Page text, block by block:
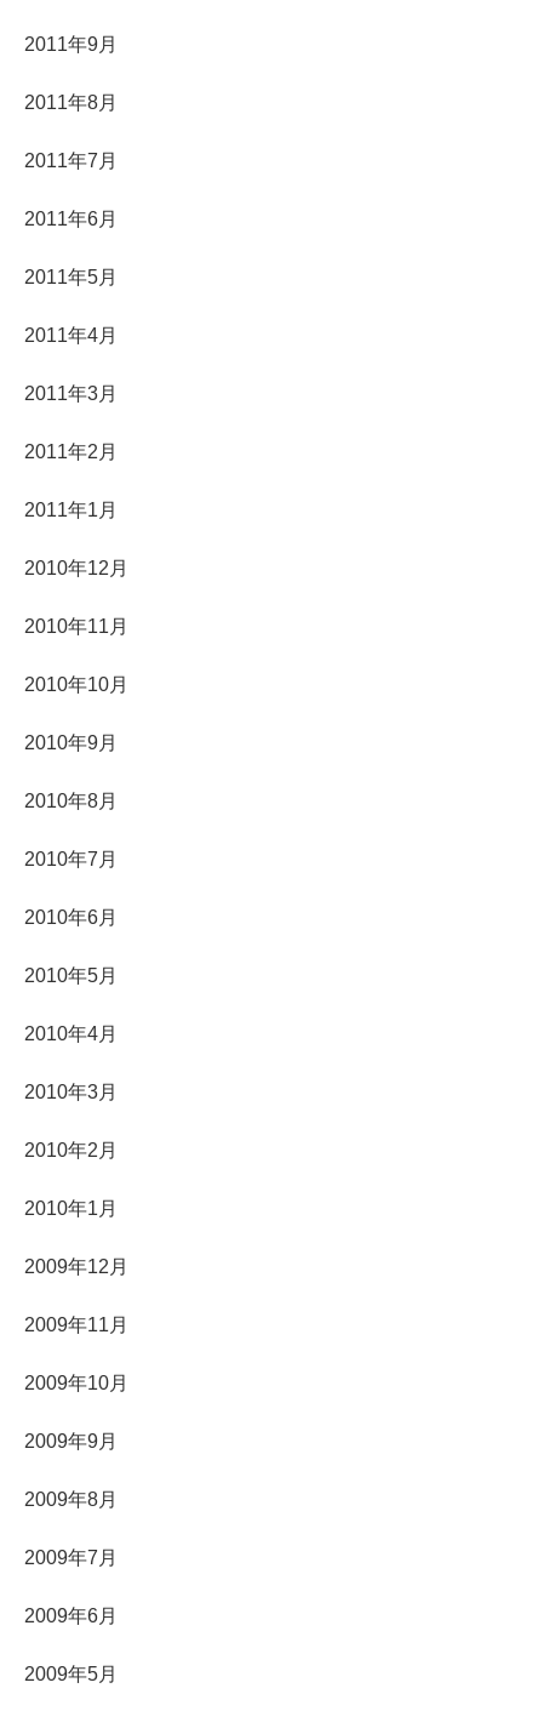
2011年9月
2011年8月
2011年7月
2011年6月
2011年5月
2011年4月
2011年3月
2011年2月
2011年1月
2010年12月
2010年11月
2010年10月
2010年9月
2010年8月
2010年7月
2010年6月
2010年5月
2010年4月
2010年3月
2010年2月
2010年1月
2009年12月
2009年11月
2009年10月
2009年9月
2009年8月
2009年7月
2009年6月
2009年5月